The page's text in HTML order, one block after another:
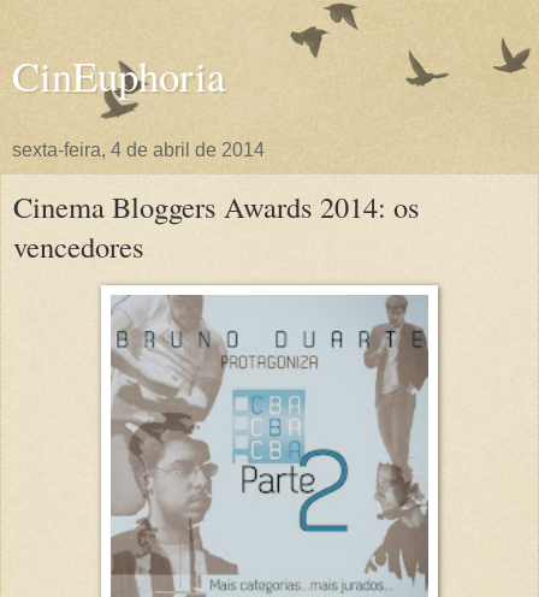
CinEuphoria
sexta-feira, 4 de abril de 2014
Cinema Bloggers Awards 2014: os
vencedores